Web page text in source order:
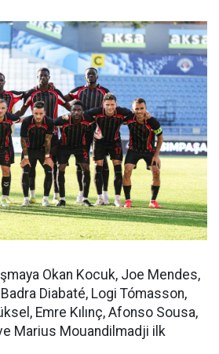
Okan Kocuk, Joe Mendes,
Diabaté, Logi Tómasson,
Emre Kılınç, Afonso Sousa,
Marius Mouandilmadji ilk